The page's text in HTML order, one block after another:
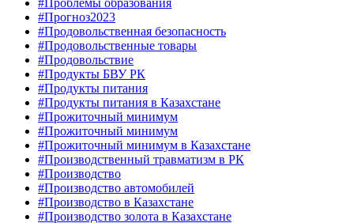
#Проблемы образования
#Прогноз2023
#Продовольственная безопасность
#Продовольственные товары
#Продовольствие
#Продукты БВУ РК
#Продукты питания
#Продукты питания в Казахстане
#Прожиточный минимум
#Прожиточный минимум
#Прожиточный минимум в Казахстане
#Производственный травматизм в РК
#Производство
#Производство автомобилей
#Производство в Казахстане
#Производство золота в Казахстане